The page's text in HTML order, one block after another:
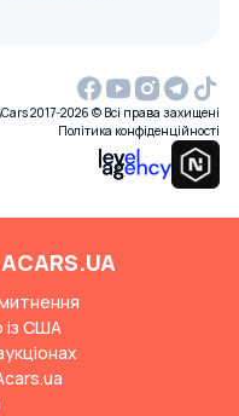
2017-2026 © Всі права захищені
Політика конфіденційності
із США